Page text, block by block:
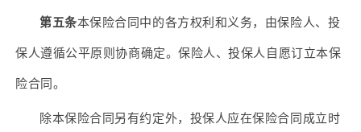
第五条本保险合同中的各方权利和义务，由保险人、投
保人遵循公平原则协商确定。保险人、投保人自愿订立本保
险合同。
除本保险合同另有约定外，投保人应在保险合同成立时